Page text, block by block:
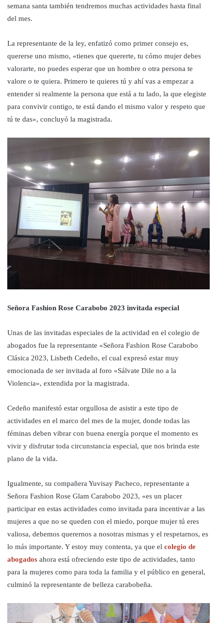
semana santa también tendremos muchas actividades hasta final
del mes.
La representante de la ley, enfatizó como primer consejo es,
quererse uno mismo, «tienes que quererte, tu cómo mujer debes
valorarte, no puedes esperar que un hombre o otra persona te
valore o te quiera. Primero te quieres tú y ahí vas a empezar a
entender si realmente la persona que está a tu lado, la que elegiste
para convivir contigo, te está dando el mismo valor y respeto que
tú te das», concluyó la magistrada.
Señora Fashion Rose Carabobo 2023 invitada especial
Unas de las invitadas especiales de la actividad en el colegio de
abogados fue la representante «Señora Fashion Rose Carabobo
Clásica 2023, Lisbeth Cedeño, el cual expresó estar muy
emocionada de ser invitada al foro «Sálvate Dile no a la
Violencia», extendida por la magistrada.
Cedeño manifestó estar orgullosa de asistir a este tipo de
actividades en el marco del mes de la mujer, donde todas las
féminas deben vibrar con buena energía porque el momento es
vivir y disfrutar toda circunstancia especial, que nos brinda este
plano de la vida.
Igualmente, su compañera Yuvisay Pacheco, representante a
Señora Fashion Rose Glam Carabobo 2023, «es un placer
participar en estas actividades como invitada para incentivar a las
mujeres a que no se queden con el miedo, porque mujer tú eres
valiosa, debemos querernos a nosotras mismas y el respetarnos, es
lo más importante. Y estoy muy contenta, ya que el colegio de
abogados ahora está ofreciendo este tipo de actividades, tanto
para la mujeres como para toda la familia y el público en general,
culminó la representante de belleza carabobeña.